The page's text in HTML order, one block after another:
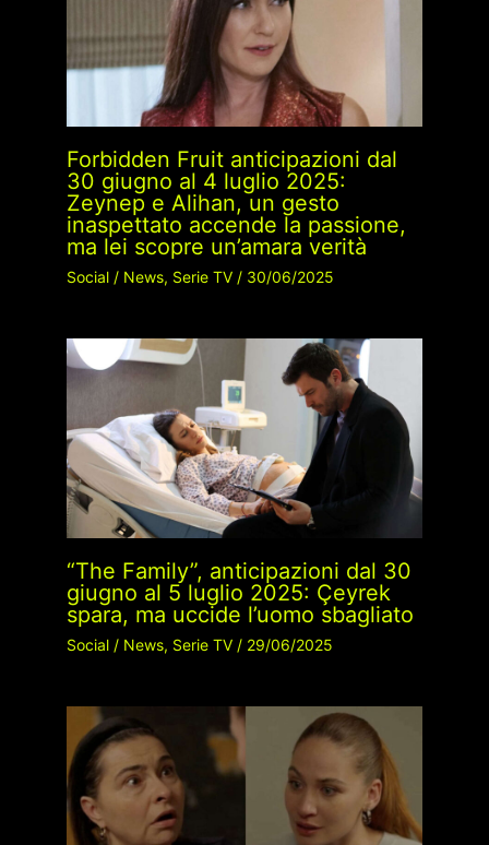
Forbidden Fruit anticipazioni dal
30 giugno al 4 luglio 2025:
Zeynep e Alihan, un gesto
inaspettato accende la passione,
ma lei scopre un’amara verità
Social/ News, Serie TV/ 30/06/2025
“The Family”, anticipazioni dal 30
giugno al 5 luglio 2025: Çeyrek
spara, ma uccide l’uomo sbagliato
Social/ News, Serie TV/ 29/06/2025